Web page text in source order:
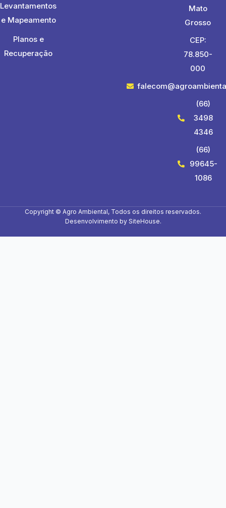
Levantamentos
e Mapeamento
Planos e
Recuperação
Mato
Grosso
CEP:
78.850-
000
(66)
3498
4346
(66)
99645-
1086
Copyright © Agro Ambiental, Todos os direitos reservados.
Desenvolvimento by SiteHouse.